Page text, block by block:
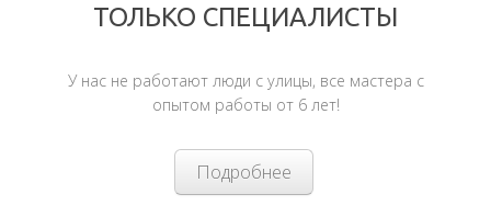
ТОЛЬКО СПЕЦИАЛИСТЫ
У нас не работают люди с улицы, все мастера с
опытом работы от 6 лет!
Подробнее